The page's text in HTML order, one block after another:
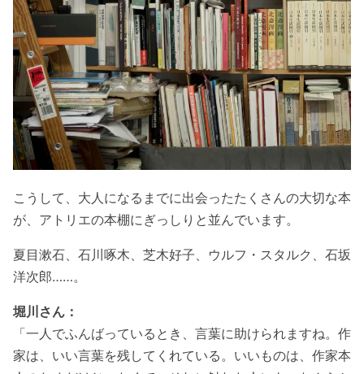
こうして、大人になるまでに出会ったたくさんの大切な本
が、アトリエの本棚にぎっしりと並んでいます。
夏目漱石、石川啄木、芝木好子、ウルフ・スタルク、石坂
洋次郎……。
堀川さん：
「一人でふんばっているとき、言葉に助けられますね。作
家は、いい言葉を残してくれている。いいものは、作家本